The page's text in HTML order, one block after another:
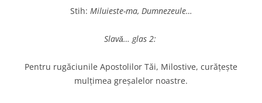
Stih: Miluieste-ma, Dumnezeule…
Slavă… glas 2:
Pentru rugăciunile Apostolilor Tăi, Milostive, curăţeşte
mulţimea greşalelor noastre.